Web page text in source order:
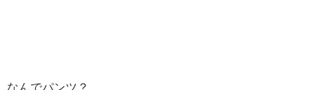
なんでパンツ？